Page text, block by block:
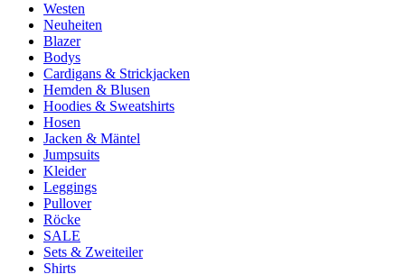
Westen
Neuheiten
Blazer
Bodys
Cardigans & Strickjacken
Hemden & Blusen
Hoodies & Sweatshirts
Hosen
Jacken & Mäntel
Jumpsuits
Kleider
Leggings
Pullover
Röcke
SALE
Sets & Zweiteiler
Shirts